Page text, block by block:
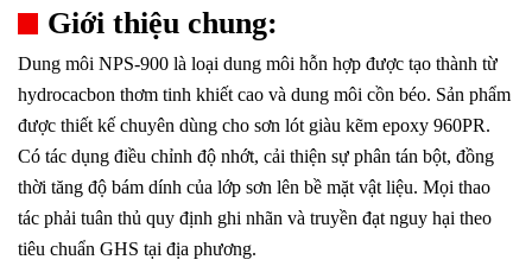
Giới thiệu chung:
Dung môi NPS-900 là loại dung môi hỗn hợp được tạo thành từ
hydrocacbon thơm tinh khiết cao và dung môi cồn béo. Sản phẩm
được thiết kế chuyên dùng cho sơn lót giàu kẽm epoxy 960PR.
Có tác dụng điều chỉnh độ nhớt, cải thiện sự phân tán bột, đồng
thời tăng độ bám dính của lớp sơn lên bề mặt vật liệu. Mọi thao
tác phải tuân thủ quy định ghi nhãn và truyền đạt nguy hại theo
tiêu chuẩn GHS tại địa phương.